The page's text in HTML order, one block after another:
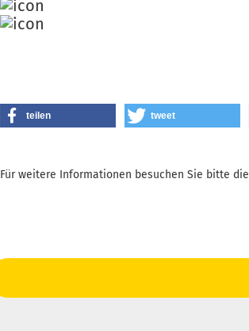
teilen tweet
Für weitere Informationen besuchen Sie bitte die